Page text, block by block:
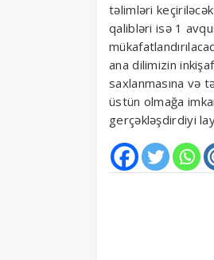
təlimləri
qalibləri isə 1
ana dilimizin
saxlanmasına və
üstün olmağa
gerçəkləşdirdiyi